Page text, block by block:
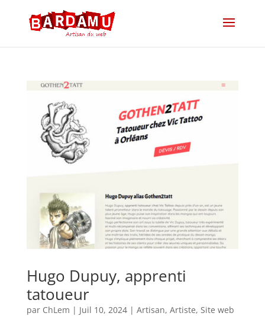
Hugo Dupuy, apprenti
tatoueur
par ChLem | Juil 10, 2024| Artisan, Artiste, Site web